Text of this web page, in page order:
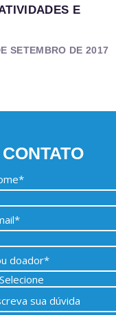
E
SETEMBRO DE 2017
CONTATO
doador*
sua dúvida